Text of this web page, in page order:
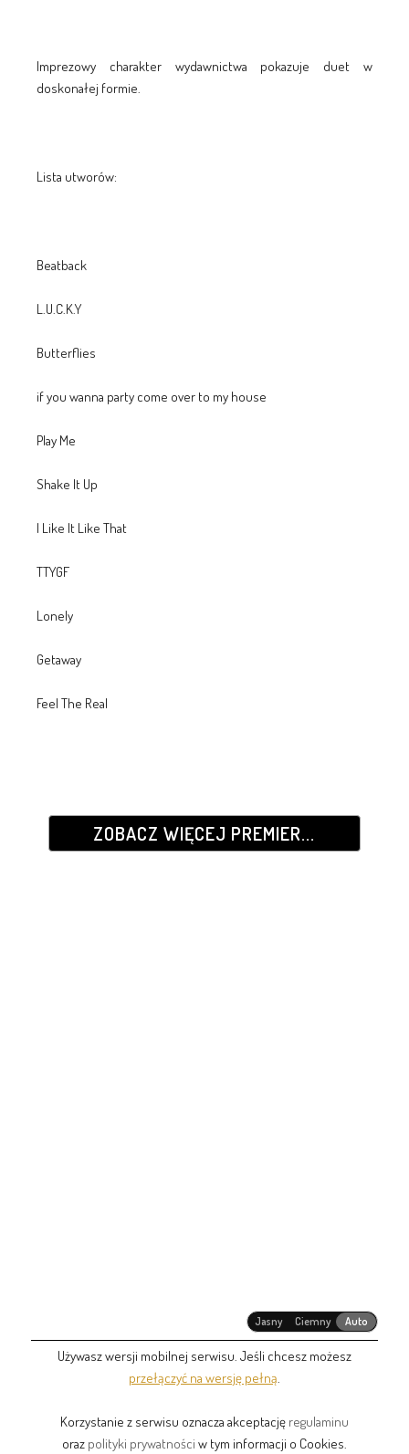
Imprezowy charakter wydawnictwa pokazuje duet w
doskonałej formie.
Lista utworów:
Beatback
L.U.C.K.Y
Butterflies
if you wanna party come over to my house
Play Me
Shake It Up
I Like It Like That
TTYGF
Lonely
Getaway
Feel The Real
ZOBACZ WIĘCEJ PREMIER...
Jasny Ciemny Auto
Używasz wersji mobilnej serwisu. Jeśli chcesz możesz
przełączyć na wersję pełną
Korzystanie z serwisu oznacza akceptację regulaminu
oraz polityki prywatności w tym informacji o Cookies.